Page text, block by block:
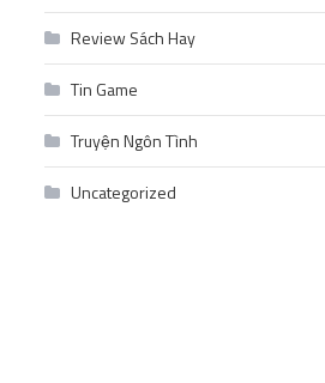
Review Sách Hay
Tin Game
Truyện Ngôn Tình
Uncategorized